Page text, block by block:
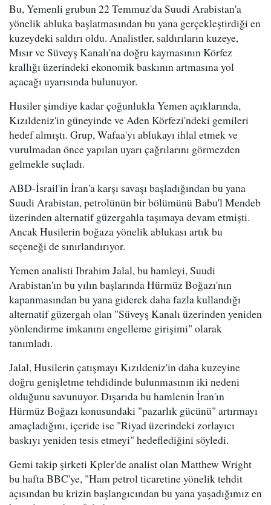
Bu, Yemenli grubun 22 Temmuz'da Suudi Arabistan'a
yönelik abluka başlatmasından bu yana gerçekleştirdiği en
kuzeydeki saldırı oldu. Analistler, saldırıların kuzeye,
Mısır ve Süveyş Kanalı'na doğru kaymasının Körfez
krallığı üzerindeki ekonomik baskının artmasına yol
açacağı uyarısında bulunuyor.
Husiler şimdiye kadar çoğunlukla Yemen açıklarında,
Kızıldeniz'in güneyinde ve Aden Körfezi'ndeki gemileri
hedef almıştı. Grup, Wafaa'yı ablukayı ihlal etmek ve
vurulmadan önce yapılan uyarı çağrılarını görmezden
gelmekle suçladı.
ABD-İsrail'in İran'a karşı savaşı başladığından bu yana
Suudi Arabistan, petrolünün bir bölümünü Babu'l Mendeb
üzerinden alternatif güzergahla taşımaya devam etmişti.
Ancak Husilerin boğaza yönelik ablukası artık bu
seçeneği de sınırlandırıyor.
Yemen analisti Ibrahim Jalal, bu hamleyi, Suudi
Arabistan'ın bu yılın başlarında Hürmüz Boğazı'nın
kapanmasından bu yana giderek daha fazla kullandığı
alternatif güzergah olan "Süveyş Kanalı üzerinden yeniden
yönlendirme imkanını engelleme girişimi" olarak
tanımladı.
Jalal, Husilerin çatışmayı Kızıldeniz'in daha kuzeyine
doğru genişletme tehdidinde bulunmasının iki nedeni
olduğunu savunuyor. Dışarıda bu hamlenin İran'ın
Hürmüz Boğazı konusundaki "pazarlık gücünü" artırmayı
amaçladığını, içeride ise "Riyad üzerindeki zorlayıcı
baskıyı yeniden tesis etmeyi" hedeflediğini söyledi.
Gemi takip şirketi Kpler'de analist olan Matthew Wright
bu hafta BBC'ye, "Ham petrol ticaretine yönelik tehdit
açısından bu krizin başlangıcından bu yana yaşadığımız en